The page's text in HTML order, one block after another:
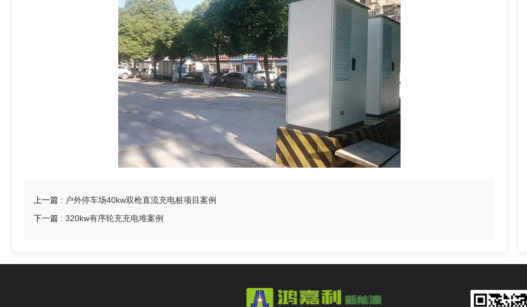
上一篇 : 户外停车场40kw双枪直流充电桩项目案例
下一篇 : 320kw有序轮充充电堆案例